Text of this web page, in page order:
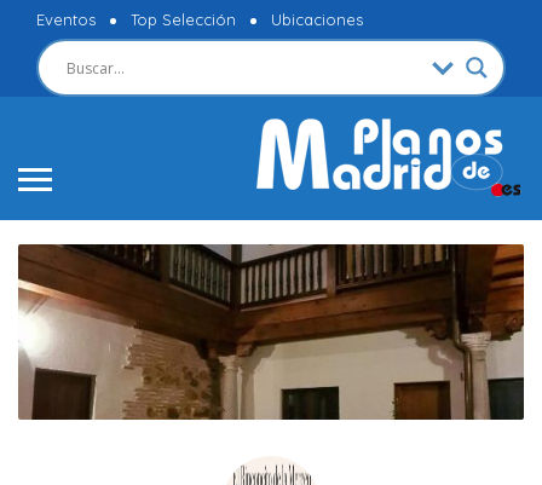
Eventos Top Selección Ubicaciones